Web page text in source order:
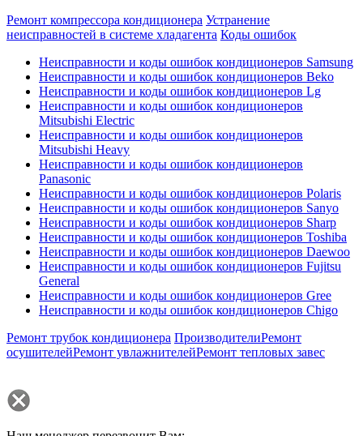
Ремонт компрессора кондиционера Устранение
неисправностей в системе хладагента Коды ошибок
Неисправности и коды ошибок кондиционеров Samsung
Неисправности и коды ошибок кондиционеров Beko
Неисправности и коды ошибок кондиционеров Lg
Неисправности и коды ошибок кондиционеров
Mitsubishi Electric
Неисправности и коды ошибок кондиционеров
Mitsubishi Heavy
Неисправности и коды ошибок кондиционеров
Panasonic
Неисправности и коды ошибок кондиционеров Polaris
Неисправности и коды ошибок кондиционеров Sanyo
Неисправности и коды ошибок кондиционеров Sharp
Неисправности и коды ошибок кондиционеров Toshiba
Неисправности и коды ошибок кондиционеров Daewoo
Неисправности и коды ошибок кондиционеров Fujitsu
General
Неисправности и коды ошибок кондиционеров Gree
Неисправности и коды ошибок кондиционеров Chigo
Ремонт трубок кондиционера ПроизводителиРемонт
осушителейРемонт увлажнителейРемонт тепловых завес